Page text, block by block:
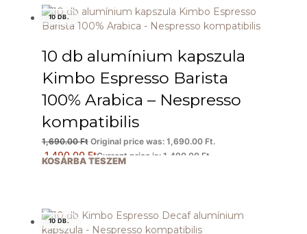
10 DB.
10 db alumínium kapszula
Kimbo Espresso Barista
100% Arabica – Nespresso
kompatibilis
1,690.00Ft Original price was: 1,690.00 Ft.
1,490.00 FtCurrent price is: 1,490.00 Ft.
KOSÁRBA TESZEM
10 DB.